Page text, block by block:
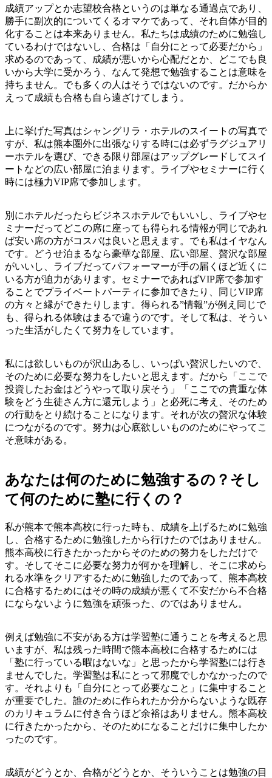
成績アップとか志望校合格というのは単なる通過点であり、
勝手に副次的についてくるオマケであって、それ自体が目的
化することは本来ありません。私たちは成績のために勉強し
ているわけではないし、合格は「自分にとって必要だから」
求めるのであって、成績が悪いから心配だとか、どこでも良
いから大学に受かろう、なんて発想で勉強することは意味を
持ちません。でも多くの人はそうではないのです。だからか
えって成績も合格も自ら遠ざけてしまう。
上に挙げた写真はシャングリラ・ホテルのスイートの写真で
すが、私は熊本圏外に出張なりする時には必ずラグジュアリ
ーホテルを選び、できる限り部屋はアップグレードしてスイ
ートなどの広い部屋に泊まります。ライブやセミナーに行く
時には極力VIP席で参加します。
別にホテルだったらビジネスホテルでもいいし、ライブやセ
ミナーだってどこの席に座っても得られる情報が同じであれ
ば安い席の方がコスパは良いと思えます。でも私はイヤなん
です。どうせ泊まるなら豪華な部屋、広い部屋、贅沢な部屋
がいいし、ライブだってパフォーマーが手の届くほど近くに
いる方が迫力があります。セミナーであればVIP席で参加す
ることでプライベートパーティに参加できたり、同じVIP席
の方々と縁ができたりします。得られる”情報”が例え同じで
も、得られる体験はまるで違うのです。そして私は、そうい
った生活がしたくて努力をしています。
私には欲しいものが沢山あるし、いっぱい贅沢したいので、
そのために必要な努力をしたいと思えます。だから「ここで
投資したお金はどうやって取り戻そう」「ここでの貴重な体
験をどう生徒さん方に還元しよう」と必死に考え、そのため
の行動をとり続けることになります。それが次の贅沢な体験
につながるのです。努力は心底欲しいもののためにやってこ
そ意味がある。
あなたは何のために勉強するの？そし
て何のために塾に行くの？
私が熊本で熊本高校に行った時も、成績を上げるために勉強
し、合格するために勉強したから行けたのではありません。
熊本高校に行きたかったからそのための努力をしただけで
す。そしてそこに必要な努力が何かを理解し、そこに求めら
れる水準をクリアするために勉強したのであって、熊本高校
に合格するためにはその時の成績が悪くて不安だから不合格
にならないように勉強を頑張った、のではありません。
例えば勉強に不安がある方は学習塾に通うことを考えると思
いますが、私は残った時間で熊本高校に合格するためには
「塾に行っている暇はないな」と思ったから学習塾には行き
ませんでした。学習塾は私にとって邪魔でしかなかったので
す。それよりも「自分にとって必要なこと」に集中すること
が重要でした。誰のために作られたか分からないような既存
のカリキュラムに付き合うほど余裕はありません。熊本高校
に行きたかったから、そのためになることだけに集中したか
ったのです。
成績がどうとか、合格がどうとか、そういうことは勉強の目